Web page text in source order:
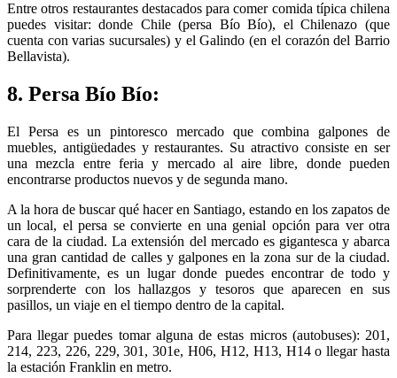
Entre otros restaurantes destacados para comer comida típica chilena
puedes visitar: donde Chile (persa Bío Bío), el Chilenazo (que
cuenta con varias sucursales) y el Galindo (en el corazón del Barrio
Bellavista).
8. Persa Bío Bío:
El Persa es un pintoresco mercado que combina galpones de
muebles, antigüedades y restaurantes. Su atractivo consiste en ser
una mezcla entre feria y mercado al aire libre, donde pueden
encontrarse productos nuevos y de segunda mano.
A la hora de buscar qué hacer en Santiago, estando en los zapatos de
un local, el persa se convierte en una genial opción para ver otra
cara de la ciudad. La extensión del mercado es gigantesca y abarca
una gran cantidad de calles y galpones en la zona sur de la ciudad.
Definitivamente, es un lugar donde puedes encontrar de todo y
sorprenderte con los hallazgos y tesoros que aparecen en sus
pasillos, un viaje en el tiempo dentro de la capital.
Para llegar puedes tomar alguna de estas micros (autobuses): 201,
214, 223, 226, 229, 301, 301e, H06, H12, H13, H14 o llegar hasta
la estación Franklin en metro.